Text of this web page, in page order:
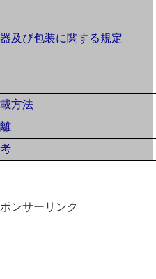
及び包装に関する規定
方法
ンサーリンク